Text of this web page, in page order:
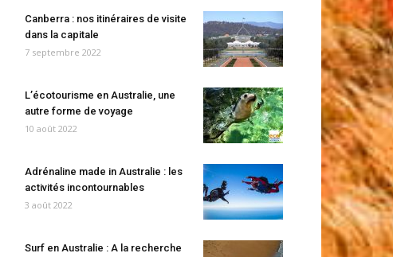
Canberra : nos itinéraires de visite
dans la capitale
7 septembre 2022
L’écotourisme en Australie, une
autre forme de voyage
10 août 2022
Adrénaline made in Australie : les
activités incontournables
3 août 2022
Surf en Australie : A la recherche